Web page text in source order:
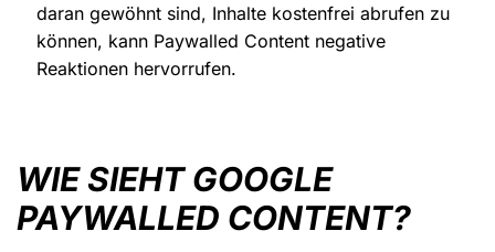
daran gewöhnt sind, Inhalte kostenfrei abrufen zu
können, kann Paywalled Content negative
Reaktionen hervorrufen.
WIE SIEHT GOOGLE
PAYWALLED CONTENT?